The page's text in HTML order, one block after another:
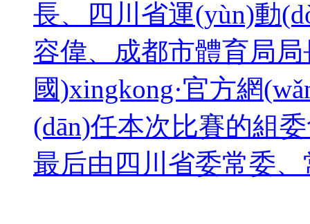
長、四川省運(yùn)動
容偉、成都市體育局
國)xingkong·官方網
(dān)任本次比賽的組委
最后由四川省委常委